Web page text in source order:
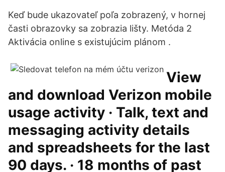
Keď bude ukazovateľ poľa zobrazený, v hornej
časti obrazovky sa zobrazia lišty. Metóda 2
Aktivácia online s existujúcim plánom .
View
and download Verizon mobile
usage activity · Talk, text and
messaging activity details
and spreadsheets for the last
90 days. · 18 months of past